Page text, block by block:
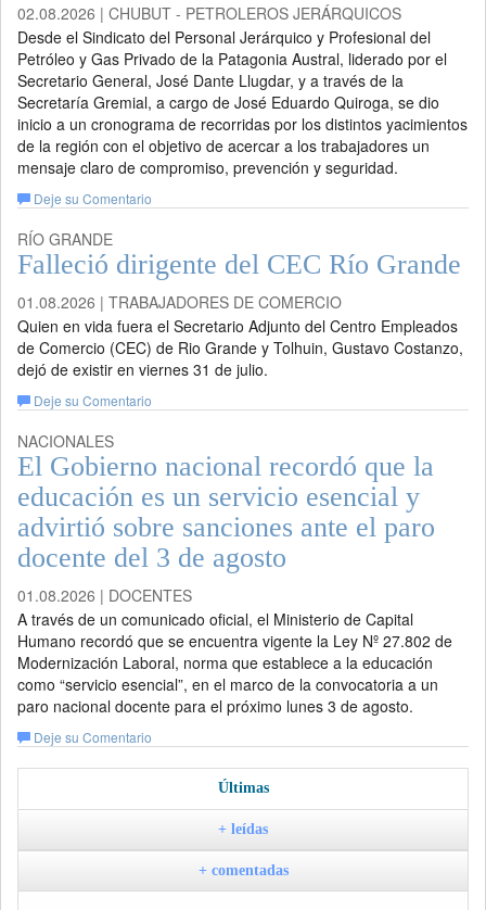
02.08.2026 | CHUBUT - PETROLEROS JERÁRQUICOS
Desde el Sindicato del Personal Jerárquico y Profesional del
Petróleo y Gas Privado de la Patagonia Austral, liderado por el
Secretario General, José Dante Llugdar, y a través de la
Secretaría Gremial, a cargo de José Eduardo Quiroga, se dio
inicio a un cronograma de recorridas por los distintos yacimientos
de la región con el objetivo de acercar a los trabajadores un
mensaje claro de compromiso, prevención y seguridad.
Deje su Comentario
RÍO GRANDE
Falleció dirigente del CEC Río Grande
01.08.2026 | TRABAJADORES DE COMERCIO
Quien en vida fuera el Secretario Adjunto del Centro Empleados
de Comercio (CEC) de Rio Grande y Tolhuin, Gustavo Costanzo,
dejó de existir en viernes 31 de julio.
Deje su Comentario
NACIONALES
El Gobierno nacional recordó que la
educación es un servicio esencial y
advirtió sobre sanciones ante el paro
docente del 3 de agosto
01.08.2026 | DOCENTES
A través de un comunicado oficial, el Ministerio de Capital
Humano recordó que se encuentra vigente la Ley Nº 27.802 de
Modernización Laboral, norma que establece a la educación
como “servicio esencial”, en el marco de la convocatoria a un
paro nacional docente para el próximo lunes 3 de agosto.
Deje su Comentario
Últimas
+ leídas
+ comentadas